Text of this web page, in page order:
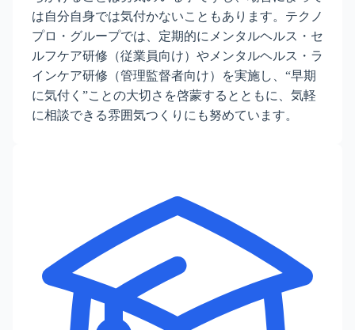
は自分自身では気付かないこともあります。テクノ
プロ・グループでは、定期的にメンタルヘルス・セ
ルフケア研修（従業員向け）やメンタルヘルス・ラ
インケア研修（管理監督者向け）を実施し、“早期
に気付く”ことの大切さを啓蒙するとともに、気軽
に相談できる雰囲気つくりにも努めています。